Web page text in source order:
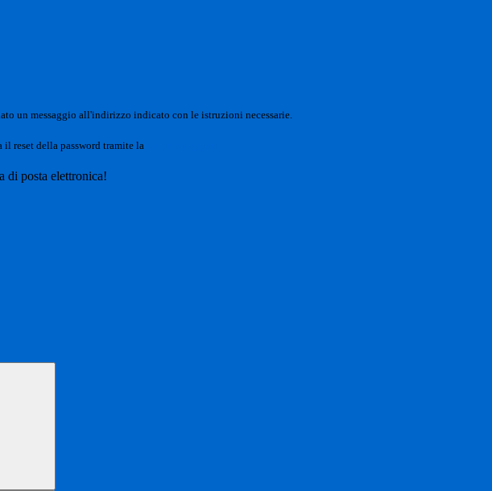
un messaggio all'indirizzo indicato con le istruzioni necessarie.
il reset della password tramite la
di posta elettronica!